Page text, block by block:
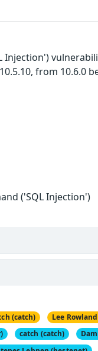
from 10.6.0
('SQL Injection')
(catch) Lee
catch (catch)